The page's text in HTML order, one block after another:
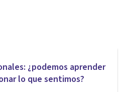
¿podemos aprender
lo que sentimos?